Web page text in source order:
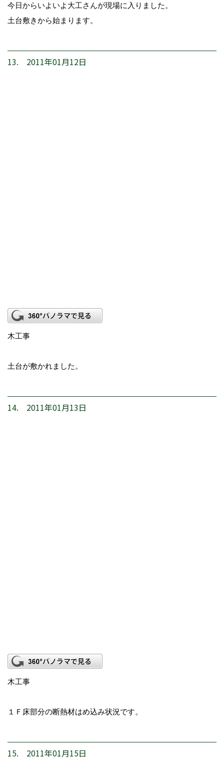
今日からいよいよ大工さんが現場に入りました。
土台敷きから始まります。
13. 2011年01月12日
木工事
土台が敷かれました。
14. 2011年01月13日
木工事
１Ｆ床部分の断熱材はめ込み状況です。
15. 2011年01月15日